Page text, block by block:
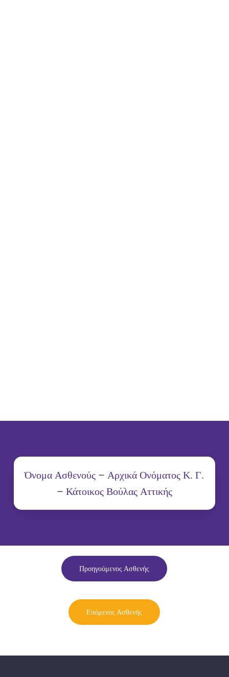
Όνομα Ασθενούς – Αρχικά Ονόματος Κ. Γ.
– Κάτοικος Βούλας Αττικής
Προηγούμενος Ασθενής
Επόμενος Ασθενής